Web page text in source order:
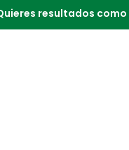
resultados como